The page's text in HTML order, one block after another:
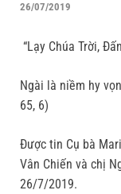
26/07/2019
“Lạy Chúa Trời,
Ngài là niềm hy
65, 6)
Được tin Cụ bà
Vân Chiến và chị
26/7/2019.